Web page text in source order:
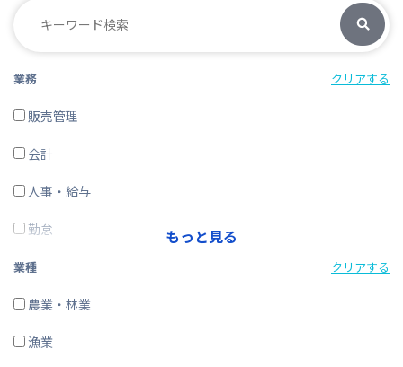
業務 クリアする
販売管理
会計
人事・給与
勤怠
経費精算
CRM・SFA
ERP
もっと見る
業種 クリアする
農業・林業
漁業